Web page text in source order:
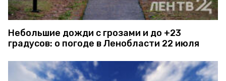
Небольшие дожди с грозами и до +23
градусов: о погоде в Ленобласти 22 июля